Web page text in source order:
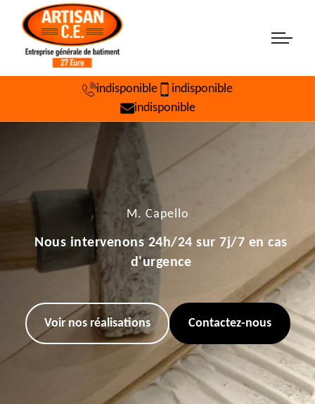
indisponible
indisponible
indisponible
M. Capello
Nous intervenons 24h/24 sur 7j/7 en cas
d'urgence
Voir nos réalisations Contactez-nous